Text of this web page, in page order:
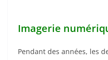
Imagerie
Pendant des années, les